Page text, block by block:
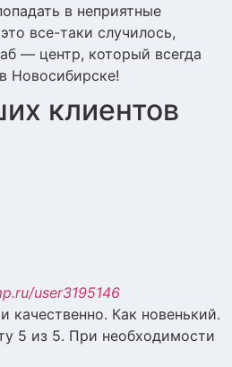
в неприятные
все-таки случилось,
— центр, который всегда
Новосибирске!
клиентов
user3195146
качественно. Как новенький.
5 из 5. При необходимости